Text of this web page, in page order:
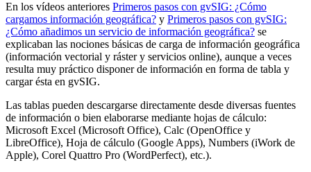
En los vídeos anteriores Primeros pasos con gvSIG: ¿Cómo
cargamos información geográfica? y Primeros pasos con gvSIG:
¿Cómo añadimos un servicio de información geográfica? se
explicaban las nociones básicas de carga de información geográfica
(información vectorial y ráster y servicios online), aunque a veces
resulta muy práctico disponer de información en forma de tabla y
cargar ésta en gvSIG.
Las tablas pueden descargarse directamente desde diversas fuentes
de información o bien elaborarse mediante hojas de cálculo:
Microsoft Excel (Microsoft Office), Calc (OpenOffice y
LibreOffice), Hoja de cálculo (Google Apps), Numbers (iWork de
Apple), Corel Quattro Pro (WordPerfect), etc.).